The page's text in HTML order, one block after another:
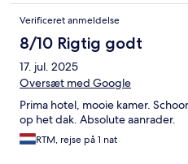
Verificeret anmeldelse
8/10 Rigtig godt
17. jul. 2025
Oversæt med Google
Prima hotel, mooie kamer.
op het dak. Absolute aanrader.
RTM, rejse på 1 nat